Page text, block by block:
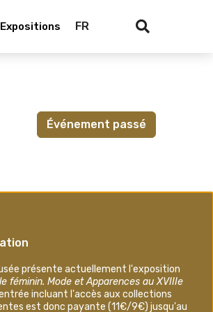
Expositions FR
Événement passé